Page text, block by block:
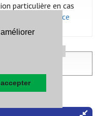
particulière en cas
Insuffisance